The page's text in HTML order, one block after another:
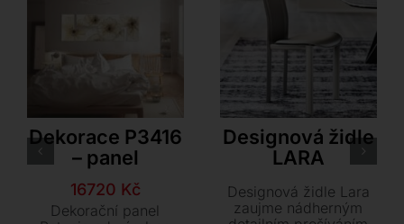
Dekorace P3416
– panel
Původní
cena
16720 Kč
Aktuální
cena
Dekorační panel
Cattelan Italia
Designová židle
LARA
Designová židle Lara
zaujme nádherným